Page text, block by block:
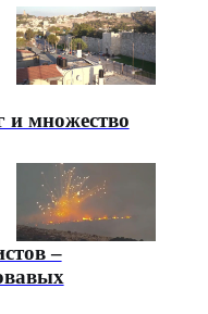
и множество
–